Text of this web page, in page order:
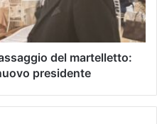
del martelletto:
presidente